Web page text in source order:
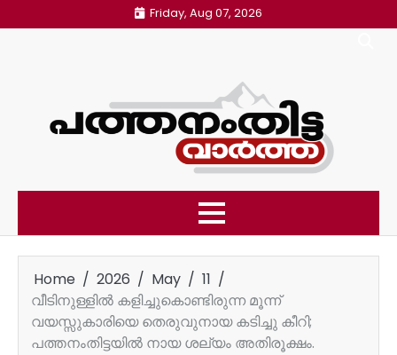
to
Friday, Aug 07, 2026
Home 2026 May
11
വീടിനുള്ളിൽ കളിച്ചുകൊണ്ടിരുന്ന മൂന്ന്
വയസ്സുകാരിയെ തെരുവുനായ കടിച്ചു കീറി;
പത്തനംതിട്ടയിൽ നായ ശല്യം അതിരൂക്ഷം.